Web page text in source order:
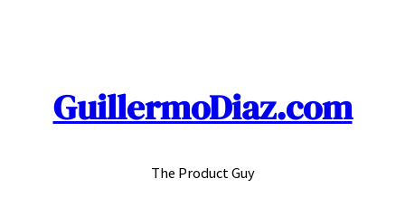
GuillermoDiaz.com
The Product Guy